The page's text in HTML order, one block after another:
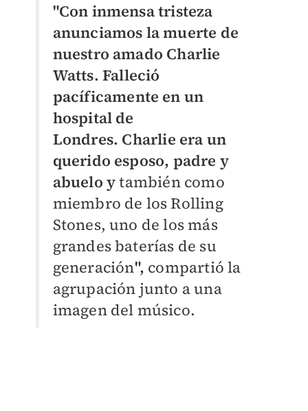
"Con inmensa tristeza
anunciamos la muerte de
nuestro amado Charlie
Watts. Falleció
pacíficamente en un
hospital de
Londres. Charlie era un
querido esposo, padre y
abuelo ytambién como
miembro de los Rolling
Stones, uno de los más
grandes baterías de su
generación", compartió la
agrupación junto a una
imagen del músico.